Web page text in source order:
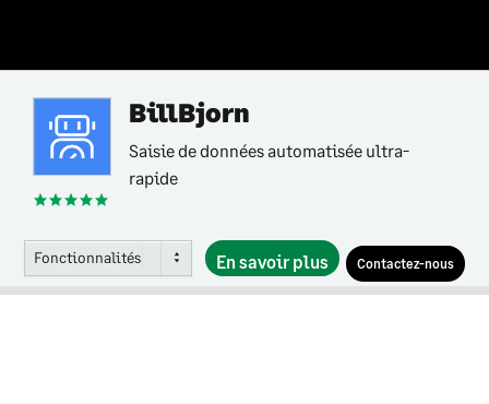
BillBjorn
Saisie de données automatisée ultra-
rapide
Fonctionnalités En savoir plus Contactez-nous